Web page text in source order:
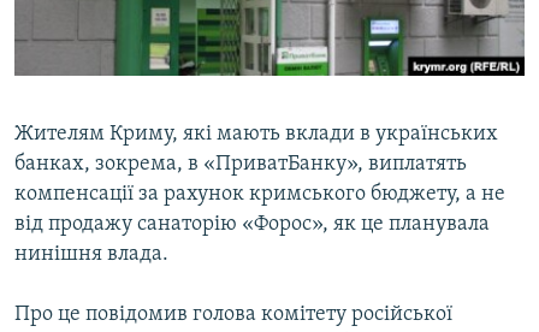
УКРАЇНСЬКА ПРОБЛЕМА КРИМУ
Усі сайти RFE/RL
Жителям Криму, які мають вклади в українських
банках, зокрема, в «ПриватБанку», виплатять
компенсації за рахунок кримського бюджету, а не
від продажу санаторію «Форос», як це планувала
нинішня влада.
Про це повідомив голова комітету російської